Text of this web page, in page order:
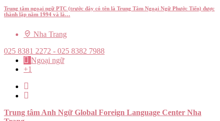
Trung tâm ngoại ngữ PTC (trước đây có tên là Trung Tâm Ngoại Ngữ Phước Tiến) được
thành lập năm 1994 và là…
Nha Trang
025 8381 2272 - 025 8382 7988
Ngoại ngữ
+1
Trung tâm Anh Ngữ Global Foreign Language Center Nha